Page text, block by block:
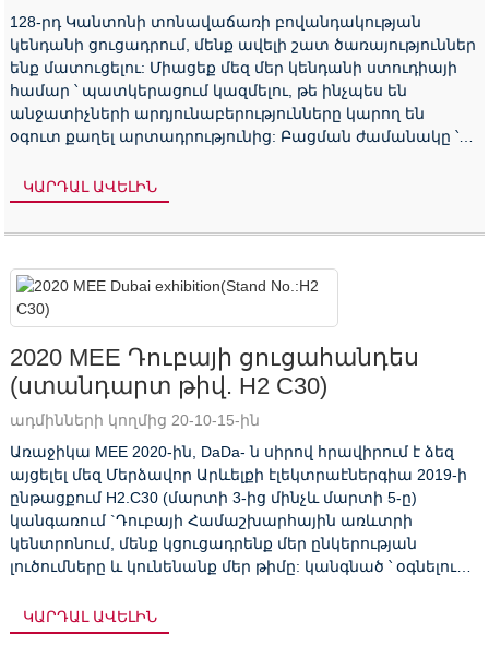
128-րդ Կանտոնի տոնավաճառի բովանդակության
կենդանի ցուցադրում, մենք ավելի շատ ծառայություններ
ենք մատուցելու: Միացեք մեզ մեր կենդանի ստուդիայի
համար ՝ պատկերացում կազմելու, թե ինչպես են
անջատիչների արդյունաբերությունները կարող են
օգուտ քաղել արտադրությունից: Բացման ժամանակը ՝
Հոկտեմբերի 15-ից 24-ը, ուղիղ ստուդիա. ԿՏՏԱ HՐԵՔ
ԱՅՍՏԵ Կենդանի ...
ԿԱՐԴԱԼ ԱՎԵԼԻՆ
2020 MEE Դուբայի ցուցահանդես
(ստանդարտ թիվ. H2 C30)
ադմինների կողմից 20-10-15-ին
Առաջիկա MEE 2020-ին, DaDa- ն սիրով հրավիրում է ձեզ
այցելել մեզ Մերձավոր Արևելքի էլեկտրաէներգիա 2019-ի
ընթացքում H2.C30 (մարտի 3-ից մինչև մարտի 5-ը)
կանգառում `Դուբայի Համաշխարհային առևտրի
կենտրոնում, մենք կցուցադրենք մեր ընկերության
լուծումները և կունենանք մեր թիմը: կանգնած ՝ օգնելու
ԿԱՐԴԱԼ ԱՎԵԼԻՆ